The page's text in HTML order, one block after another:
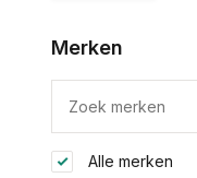
Merken
Alle merken